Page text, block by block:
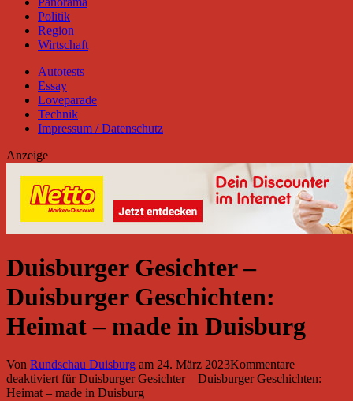
Politik
Region
Wirtschaft
Autotests
Essay
Loveparade
Technik
Impressum / Datenschutz
Anzeige
Duisburger Gesichter –
Duisburger Geschichten:
Heimat – made in Duisburg
Von Rundschau Duisburg am 24. März 2023Kommentare
deaktiviertfür Duisburger Gesichter – Duisburger Geschichten:
Heimat – made in Duisburg